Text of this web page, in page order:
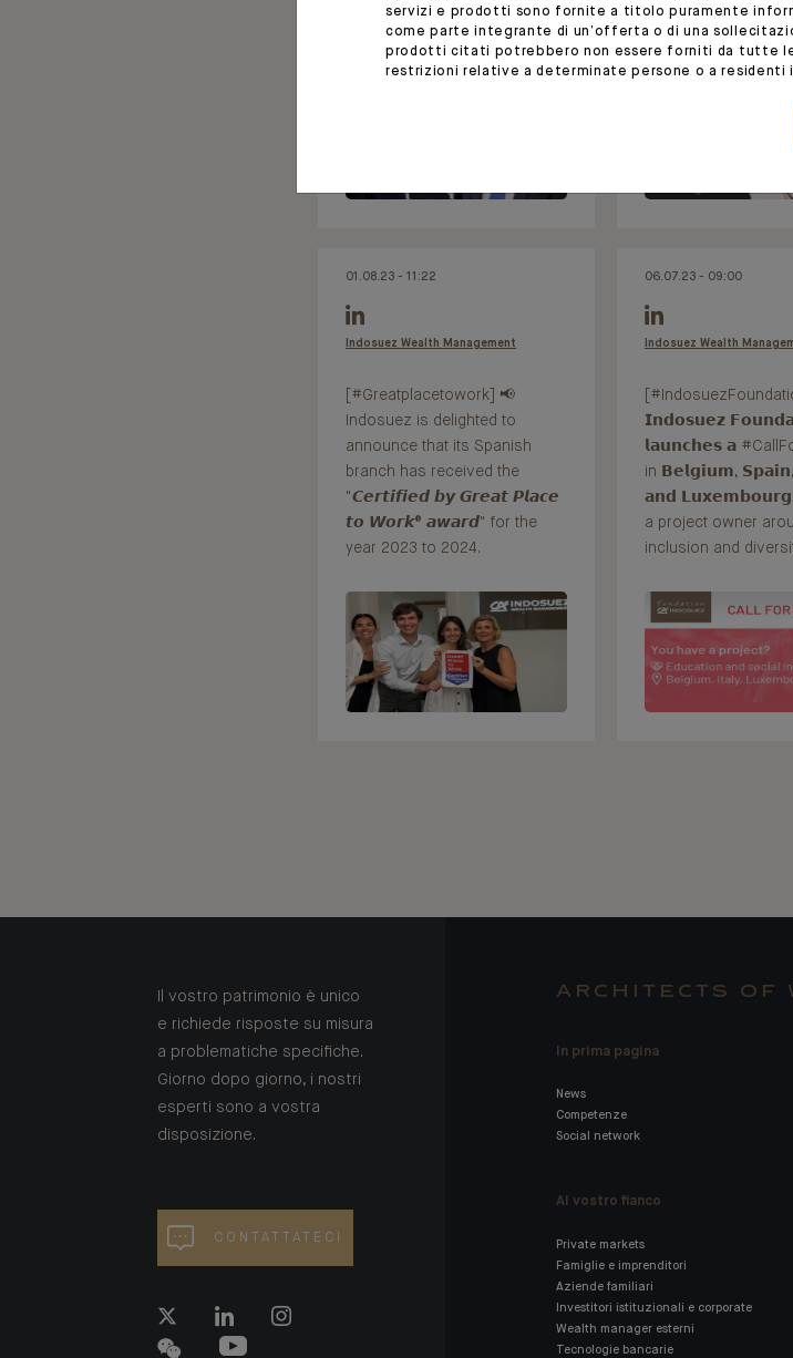
the current CEO of Degroof
Petercam Asset Serv
avec le média
Paperjam, Ban
01.08.23 - 11:22
Indosuez Wealth Management
[#Greatplacetowork] 📢
Indosuez is delighted to
announce that its Spanish
branch has received the
"𝘾𝙚𝙧𝙩𝙞𝙛𝙞𝙚𝙙 𝙗𝙮 𝙂𝙧𝙚𝙖𝙩 𝙋𝙡𝙖𝙘𝙚
𝙩𝙤 𝙒𝙤𝙧𝙠® 𝙖𝙬𝙖𝙧𝙙" for the
year 2023 to 2024.
06.07.23 - 09:00
Indosuez Wealth
𝗜𝗻𝗱𝗼𝘀𝘂𝗲𝘇
𝗹𝗮𝘂𝗻𝗰𝗵𝗲𝘀 𝗮
in 𝗕𝗲𝗹𝗴𝗶𝘂𝗺, 𝗦𝗽𝗮𝗶𝗻,
𝗮𝗻𝗱 𝗟𝘂𝘅𝗲𝗺𝗯𝗼𝘂𝗿𝗴.
a project owner
inclusion and
Il vostro patrimonio è unico
e richiede risposte su misura
a problematiche specifiche.
Giorno dopo giorno, i nostri
esperti sono a vostra
disposizione.
CONTATTATECI
ARCHITECTS OF
In prima pagina
News
Competenze
Social network
Al vostro fianco
Private markets
Famiglie e imprenditori
Aziende familiari
Investitori istituzionali e corporate
Wealth manager esterni
Tecnologie bancarie
servizi e prodotti sono fornite a titolo puramente
come parte integrante di un’offerta o di una
prodotti citati potrebbero non essere forniti da tutte
restrizioni relative a determinate persone o a residenti